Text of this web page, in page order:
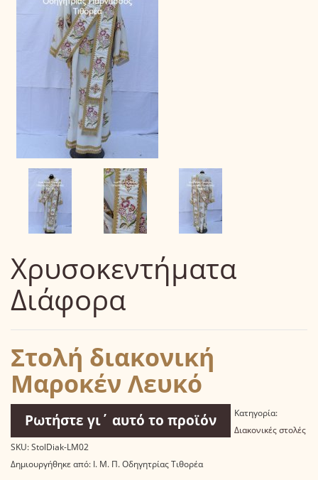
Χρυσοκεντήματα
Διάφορα
Στολή διακονική
Μαροκέν Λευκό
Ρωτήστε γι΄ αυτό το προϊόν
Κατηγορία:
Διακονικές στολές
SKU:StolDiak-LM02
Δημιουργήθηκε από: Ι. Μ. Π. Οδηγητρίας Τιθορέα